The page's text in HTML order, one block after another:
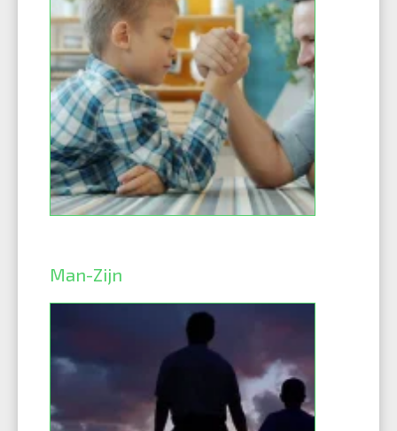
Man-Zijn